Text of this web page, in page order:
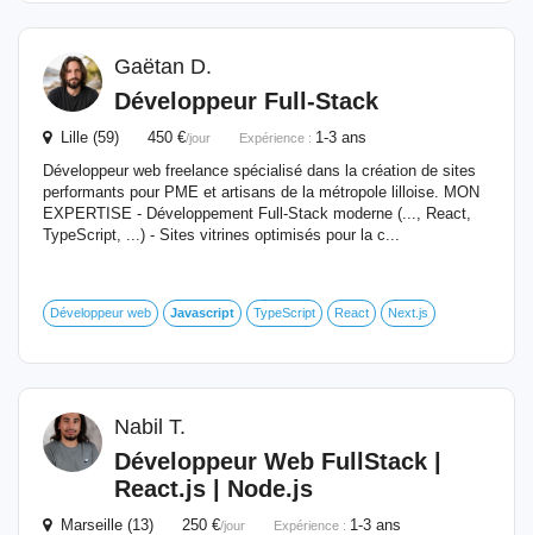
Gaëtan D.
Développeur Full-Stack
Lille (59) 450 €/jour Expérience : 1-3 ans
Développeur web freelance spécialisé dans la création de sites
performants pour PME et artisans de la métropole lilloise. MON
EXPERTISE - Développement Full-Stack moderne (..., React,
TypeScript, ...) - Sites vitrines optimisés pour la c...
Développeur web Javascript TypeScript React Next.js
Nabil T.
Développeur Web FullStack |
React.js | Node.js
Marseille (13) 250 €/jour Expérience : 1-3 ans